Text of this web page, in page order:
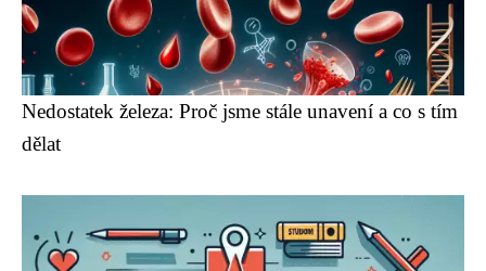
Nedostatek železa: Proč jsme stále unavení a co s tím
dělat